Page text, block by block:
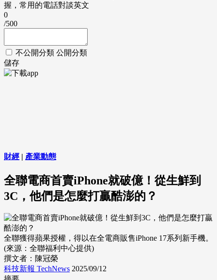
握，常用的電話對談英文
0
/500
不公開分類 公開分類
儲存
財經 | 產業動態
全聯電商首賣iPhone就破億！從生鮮到
3C，他們是怎麼打贏酷澎的？
全聯獲得蘋果授權，得以在全電商販售iPhone 17系列新手機。
(來源：全聯福利中心提供)
撰文者：陳冠榮
科技新報 TechNews 2025/09/12